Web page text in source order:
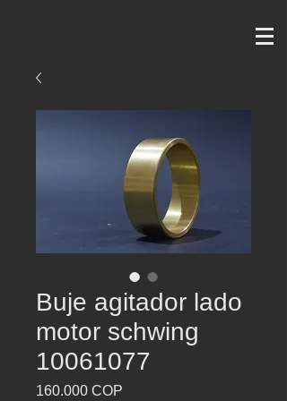
Buje agitador lado
motor schwing
10061077
160.000 COP